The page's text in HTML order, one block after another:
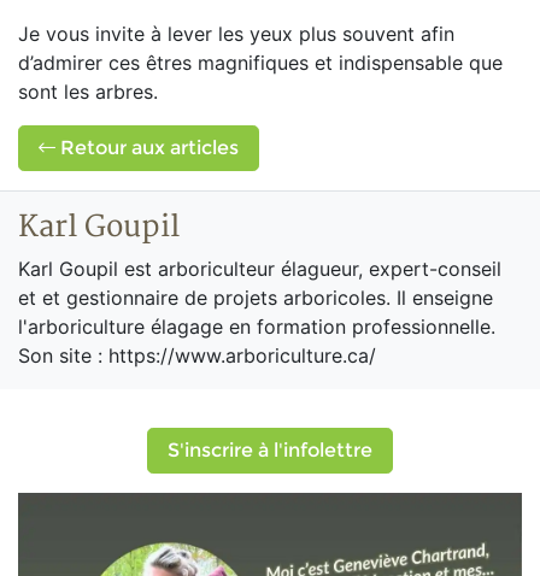
Je vous invite à lever les yeux plus souvent afin
d’admirer ces êtres magnifiques et indispensable que
sont les arbres.
Retour aux articles
Karl Goupil
Karl Goupil est arboriculteur élagueur, expert-conseil
et et gestionnaire de projets arboricoles. Il enseigne
l'arboriculture élagage en formation professionnelle.
Son site : https://www.arboriculture.ca/
S'inscrire à l'infolettre